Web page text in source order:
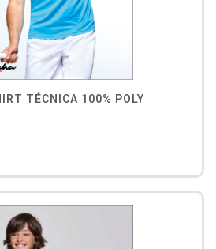
TÉCNICA 100% POLY